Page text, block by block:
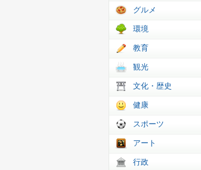
グルメ
環境
教育
観光
文化・歴史
健康
スポーツ
アート
行政